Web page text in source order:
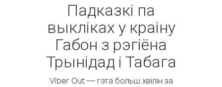
Падказкі па
выкліках у краіну
Габон з рэгіёна
Трынідад і Табага
Viber Out — гэта больш хвілін за